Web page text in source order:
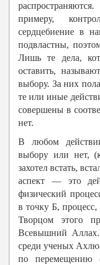
примеру,
сердцебиение в
подвластны,
Лишь те дела,
оставить,
выбору. За них
те или иные
совершены в
нет.
В любом
выбору или нет,
захотел встать,
аспект — это
физический
в точку Б, процесс,
Творцом этого
Всевышний Аллах.
среди ученых
по